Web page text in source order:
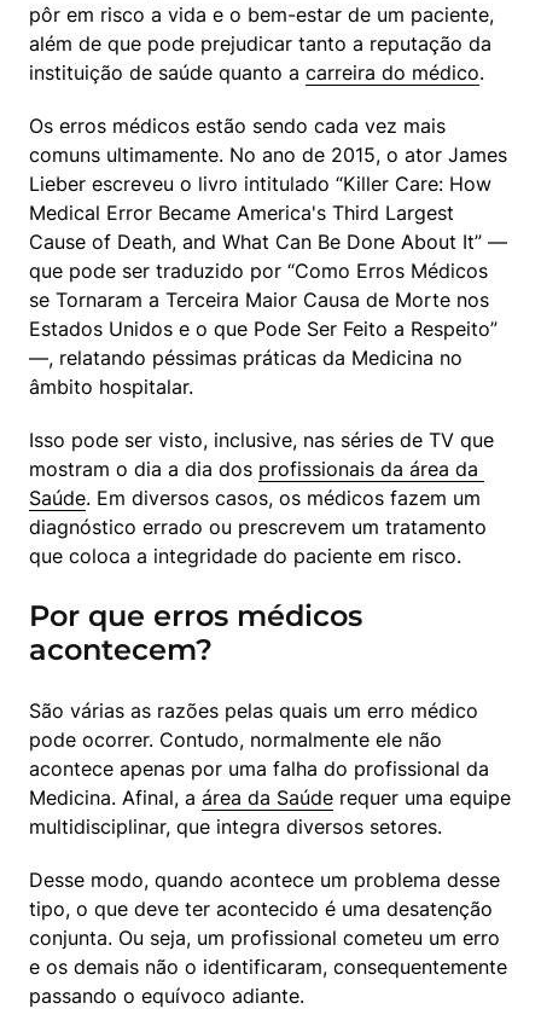
pôr em risco a vida e o bem-estar de um paciente,
além de que pode prejudicar tanto a reputação da
instituição de saúde quanto a carreira do médico.
Os erros médicos estão sendo cada vez mais
comuns ultimamente. No ano de 2015, o ator James
Lieber escreveu o livro intitulado “Killer Care: How
Medical Error Became America's Third Largest
Cause of Death, and What Can Be Done About It” —
que pode ser traduzido por “Como Erros Médicos
se Tornaram a Terceira Maior Causa de Morte nos
Estados Unidos e o que Pode Ser Feito a Respeito”
—, relatando péssimas práticas da Medicina no
âmbito hospitalar.
Isso pode ser visto, inclusive, nas séries de TV que
mostram o dia a dia dos profissionais da área da
Saúde. Em diversos casos, os médicos fazem um
diagnóstico errado ou prescrevem um tratamento
que coloca a integridade do paciente em risco.
Por que erros médicos
acontecem?
São várias as razões pelas quais um erro médico
pode ocorrer. Contudo, normalmente ele não
acontece apenas por uma falha do profissional da
Medicina. Afinal, a área da Saúde requer uma equipe
multidisciplinar, que integra diversos setores.
Desse modo, quando acontece um problema desse
tipo, o que deve ter acontecido é uma desatenção
conjunta. Ou seja, um profissional cometeu um erro
e os demais não o identificaram, consequentemente
passando o equívoco adiante.